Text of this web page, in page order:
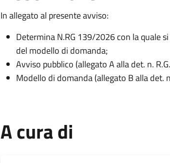
In allegato al presente avviso:
Determina N.RG 139/2026 con la quale
del modello di domanda;
Avviso pubblico (allegato A alla det. n.
Modello di domanda (allegato B alla det.
A cura di